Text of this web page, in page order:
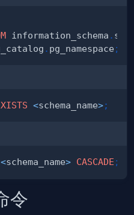
information_schema .
. pg_namespace ;
<schema_name>;
<schema_name> CASCADE ;
令